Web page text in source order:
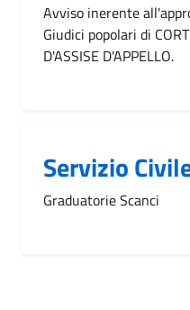
Avviso inerente
Giudici popolari di
D'ASSISE D'APPELLO.
Servizio
Graduatorie Scanci